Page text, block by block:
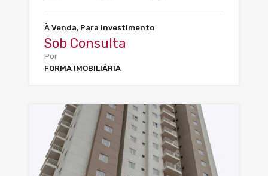
À Venda, Para Investimento
Sob Consulta
Por
FORMA IMOBILIÁRIA